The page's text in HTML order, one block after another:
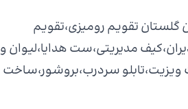
گلستان تقویم رومیزی،تقویم
مدیریتی،ست هدایا،لیوان و
چرمی،ساعت،لباس فروش ویژه هدایای تبلیغاتی ۹۶ کارت ویزیت،تابلو سردرب،بروشور،ساخت